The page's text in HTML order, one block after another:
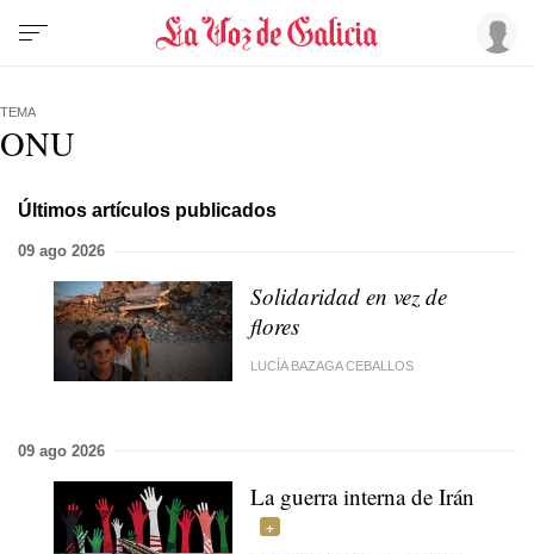
TEMA
ONU
Últimos artículos publicados
09 ago 2026
Solidaridad en vez de
flores
LUCÍA BAZAGA CEBALLOS
09 ago 2026
La guerra interna de Irán